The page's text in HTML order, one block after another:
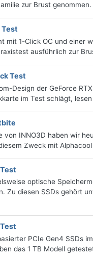
zur Brust genommen.
Test
mit 1-Click OC und einer
ausführlich zur
Test
Design der GeForce
im Test schlägt,
von INNO3D haben wir
Zweck mit
optische
Zu diesen SSDs gehört
PCIe Gen4 SSDs
das 1 TB Modell